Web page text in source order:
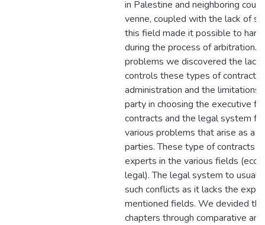
in Palestine and neighboring
venne, coupled with the lack of
this field made it possible to
during the process of arbitration.
problems we discovered the lack
controls these types of
administration and the limitations
party in choosing the executive
contracts and the legal system
various problems that arise as a
parties. These type of contracts
experts in the various fields
legal). The legal system to
such conflicts as it lacks the
mentioned fields. We devided
chapters through comparative